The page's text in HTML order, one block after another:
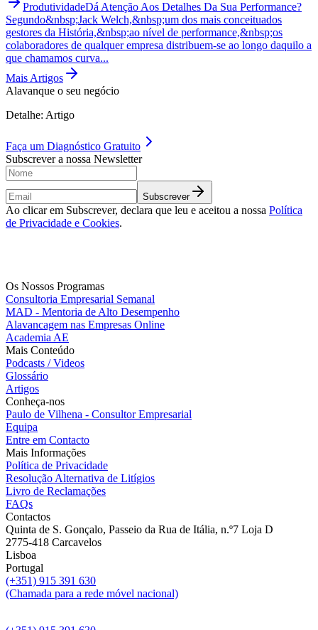
ProdutividadeDá Atenção Aos Detalhes Da Sua Performance?
Segundo&nbsp;Jack Welch,&nbsp;um dos mais conceituados
gestores da História,&nbsp;ao nível de performance,&nbsp;os
colaboradores de qualquer empresa distribuem-se ao longo daquilo a
que chamamos curva...
Mais Artigos
Alavanque o seu negócio
Detalhe: Artigo
Faça um Diagnóstico Gratuito
Subscrever a nossa Newsletter
Subscrever
Ao clicar em Subscrever, declara que leu e aceitou a nossa Política
de Privacidade e Cookies.
Os Nossos Programas
Consultoria Empresarial Semanal
MAD - Mentoria de Alto Desempenho
Alavancagem nas Empresas Online
Academia AE
Mais Conteúdo
Podcasts / Videos
Glossário
Artigos
Conheça-nos
Paulo de Vilhena - Consultor Empresarial
Equipa
Entre em Contacto
Mais Informações
Política de Privacidade
Resolução Alternativa de Litígios
Livro de Reclamações
FAQs
Contactos
Quinta de S. Gonçalo, Passeio da Rua de Itália, n.º7 Loja D
2775-418 Carcavelos
Lisboa
Portugal
(+351) 915 391 630
(Chamada para a rede móvel nacional)